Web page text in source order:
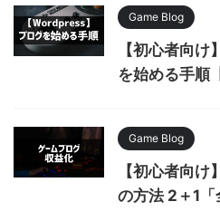
Game Blog
【初心者向
を始める手順
Game Blog
【初心者向
の方法 2＋1「